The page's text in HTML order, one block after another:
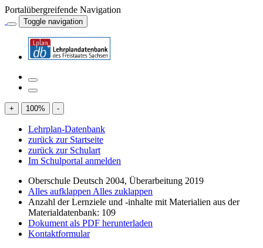
Portalübergreifende Navigation
Toggle navigation
+ 100% -
Lehrplan-Datenbank
zurück zur Startseite
zurück zur Schulart
Im Schulportal anmelden
Oberschule Deutsch 2004, Überarbeitung 2019
Alles aufklappen Alles zuklappen
Anzahl der Lernziele und -inhalte mit Materialien aus der
Materialdatenbank: 109
Dokument als PDF herunterladen
Kontaktformular